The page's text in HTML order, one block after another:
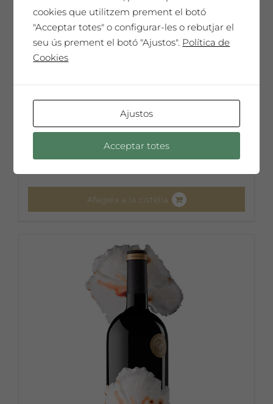
Carlos Santos
65,00€
Afegeix a la cistella
cookies que utilitzem prement el botó
"Acceptar totes" o configurar-les o rebutjar el
seu ús prement el botó "Ajustos". Política de
Cookies
Ajustos
Acceptar totes